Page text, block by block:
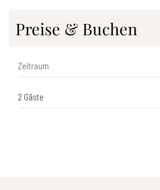
Preise & Buchen